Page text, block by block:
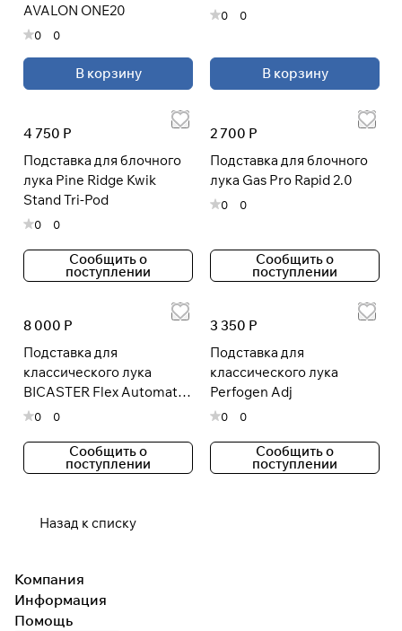
AVALON ONE20
0 0
В корзину
0 0
В корзину
4 750 Р
Подставка для блочного
лука Pine Ridge Kwik
Stand Tri-Pod
0 0
Сообщить о
поступлении
2 700 Р
Подставка для блочного
лука Gas Pro Rapid 2.0
0 0
Сообщить о
поступлении
8 000 Р
Подставка для
классического лука
BICASTER Flex Automatic
Длинная
0 0
Сообщить о
поступлении
3 350 Р
Подставка для
классического лука
Perfogen Adj
0 0
Сообщить о
поступлении
Назад к списку
Компания
Информация
Помощь